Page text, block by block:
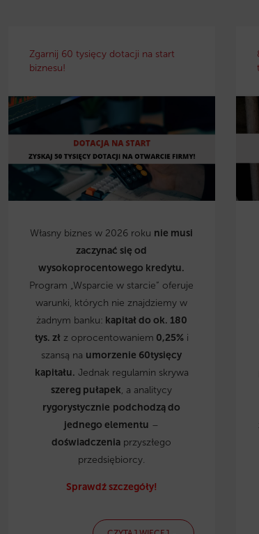
Zgarnij 60 tysięcy dotacji na start
biznesu!
Własny biznes w 2026 roku nie musi
zaczynać się od
wysokoprocentowego kredytu.
Program „Wsparcie w starcie” oferuje
warunki, których nie znajdziemy w
żadnym banku: kapitał do ok. 180
tys. zł z oprocentowaniem 0,25%i
szansą na umorzenie 60tysięcy
kapitału. Jednak regulamin skrywa
szereg pułapek, a analitycy
rygorystycznie podchodzą do
jednego elementu –
doświadczenia przyszłego
przedsiębiorcy.
Sprawdź szczegóły!